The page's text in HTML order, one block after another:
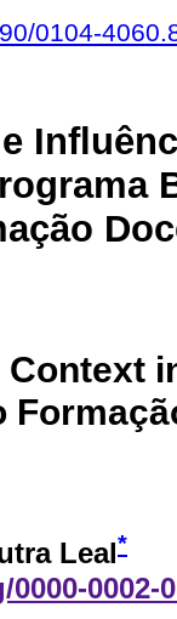
0104-
Leal*
0002-